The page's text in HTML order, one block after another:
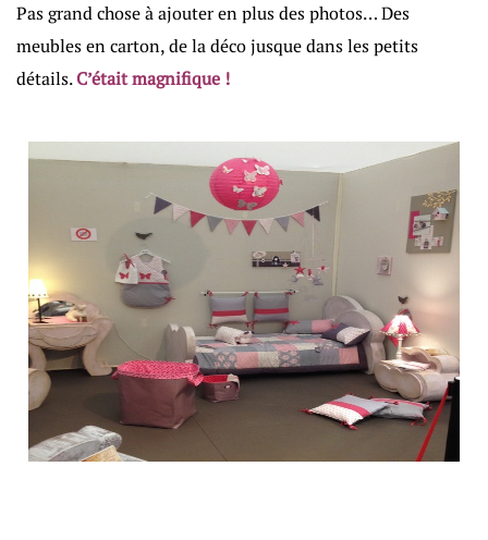
Pas grand chose à ajouter en plus des photos… Des
meubles en carton, de la déco jusque dans les petits
détails.C’était magnifique !